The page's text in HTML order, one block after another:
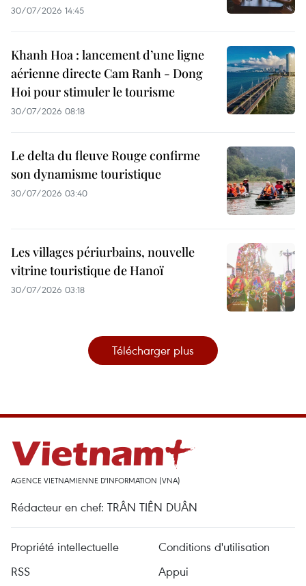
30/07/2026 14:45
Khanh Hoa : lancement d’une ligne
aérienne directe Cam Ranh - Dong
Hoi pour stimuler le tourisme
30/07/2026 08:18
Le delta du fleuve Rouge confirme
son dynamisme touristique
30/07/2026 03:40
Les villages périurbains, nouvelle
vitrine touristique de Hanoï
30/07/2026 03:18
Télécharger plus
AGENCE VIETNAMIENNE D'INFORMATION (VNA)
Rédacteur en chef: TRÂN TIÊN DUÂN
Propriété intellectuelle
Conditions d'utilisation
RSS
Appui